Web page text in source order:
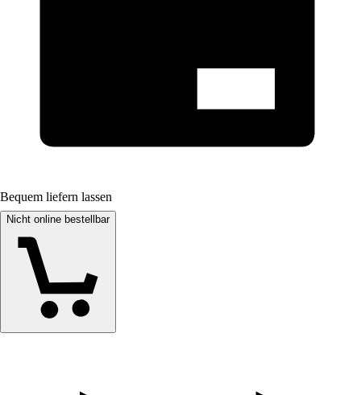
Bequem liefern lassen
Nicht online bestellbar